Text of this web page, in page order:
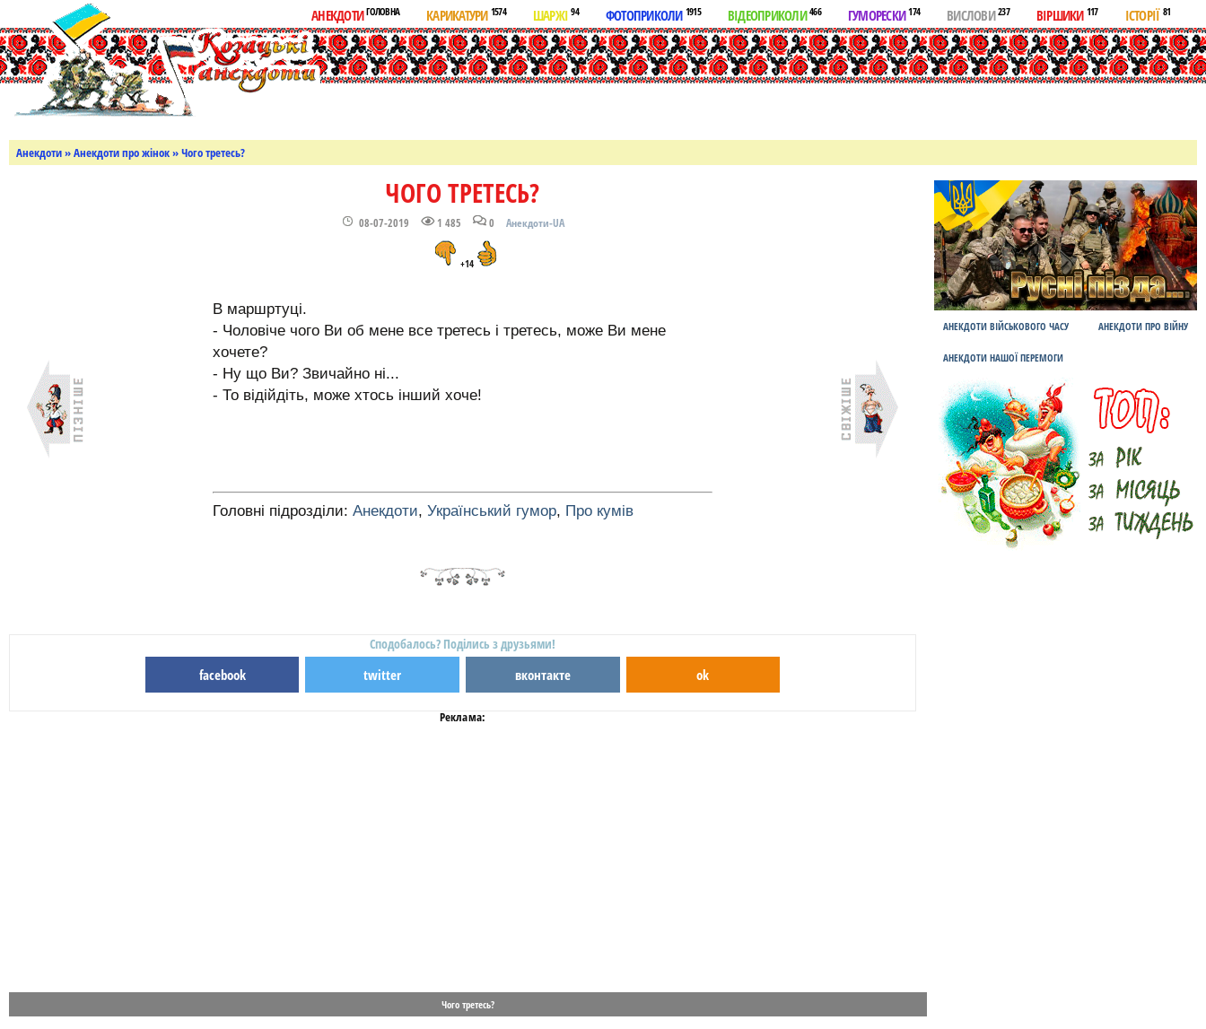
АНЕКДОТИГОЛОВНА КАРИКАТУРИ 1574 ШАРЖІ94 ФОТОПРИКОЛИ 1915 ВІДЕОПРИКОЛИ466 ГУМОРЕСКИ174 ВИСЛОВИ237 ВІРШИКИ 117 ІСТОРІЇ 81
Анекдоти»Анекдоти про жінок» Чого третесь?
ЧОГО ТРЕТЕСЬ?
08-07-2019 1 485 0 Анекдоти-UA
+14
В маршртуці.
- Чоловіче чого Ви об мене все третесь і третесь, може Ви мене
хочете?
- Ну що Ви? Звичайно ні...
- То відійдіть, може хтось інший хоче!
Головні підрозділи:Анекдоти,Український гумор, Про кумів
Сподобалось? Поділись з друзьями!
facebook twitter вконтакте ok
Реклама:
Чого третесь?
АНЕКДОТИ ВІЙСЬКОВОГО ЧАСУ АНЕКДОТИ ПРО ВІЙНУ
АНЕКДОТИ НАШОЇ ПЕРЕМОГИ